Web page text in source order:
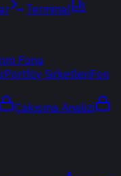
Terminal
Fonu
Portföy ŞirketleriFon
Çakışma Analizi